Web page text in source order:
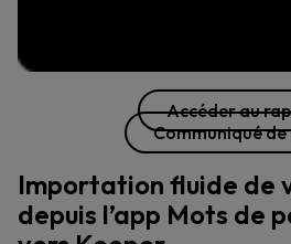
Accéder au
Communiqué de
Importation fluide de
depuis l’app Mots de